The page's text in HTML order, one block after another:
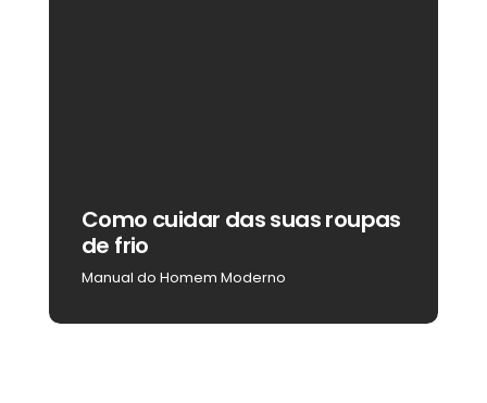
Como cuidar das suas roupas
de frio
Manual do Homem Moderno